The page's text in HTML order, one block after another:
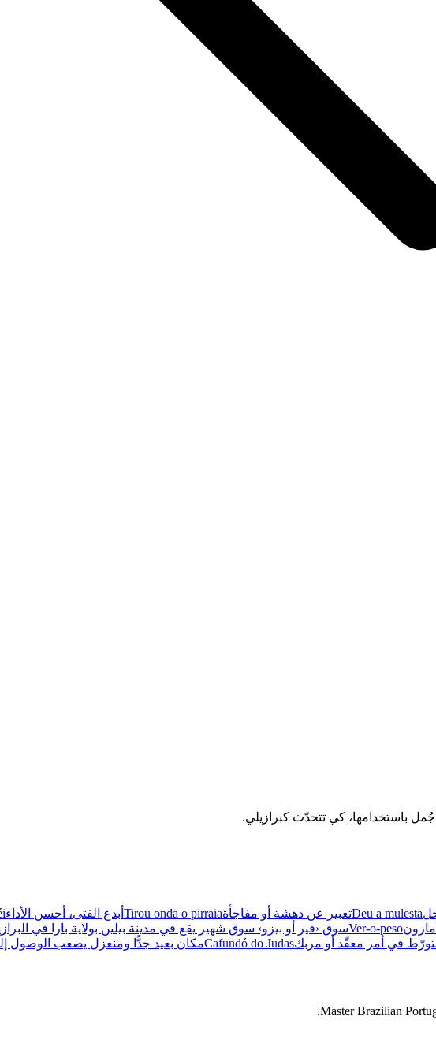
Deu a mulestaتعبير عن دهشة أو مفاجأةTirou onda o pirraia أبدع الفتى، أحسن الأداء
Ver-o-pesoسوق ‹فير أو بيزو› سوق شهير يقع في مدينة بيلين بولاية بارا في
في أمر معقّد أو مربكCafundó do Judasمكان بعيد جدًّا ومنعزل يصعب الوصول
Master Brazilian